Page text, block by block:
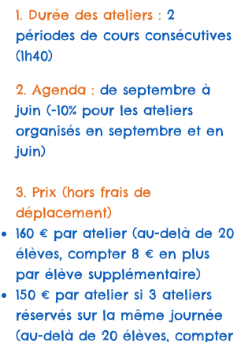
1. Durée des ateliers : 2
périodes de cours consécutives
(1h40)
2. Agenda : de septembre à
juin (-10% pour les ateliers
organisés en septembre et en
juin)
3. Prix (hors frais de
déplacement)
160 € par atelier (au-delà de 20
élèves, compter 8 € en plus
par élève supplémentaire)
150 € par atelier si 3 ateliers
réservés sur la même journée
(au-delà de 20 élèves, compter